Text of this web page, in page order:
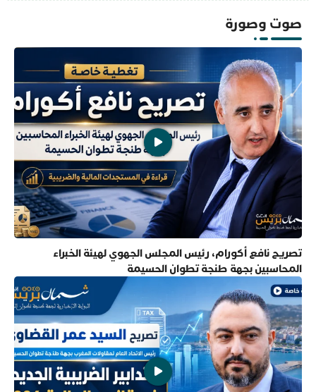
صوت وصورة
تصريح نافع أكورام، رئيس المجلس الجهوي لهيئة الخبراء
المحاسبين بجهة طنجة تطوان الحسيمة